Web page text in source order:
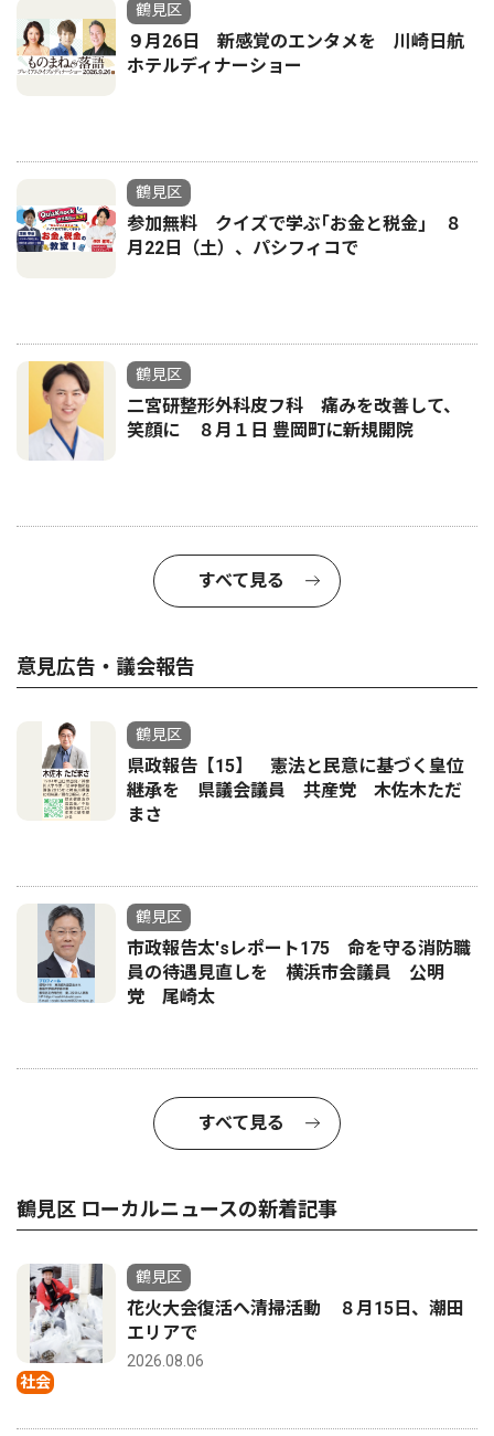
鶴見区
９月26日 新感覚のエンタメを 川崎日航
ホテルディナーショー
鶴見区
参加無料 クイズで学ぶ｢お金と税金｣ ８
月22日（土）、パシフィコで
鶴見区
二宮研整形外科皮フ科 痛みを改善して、
笑顔に ８月１日 豊岡町に新規開院
すべて見る
意見広告・議会報告
鶴見区
県政報告【15】 憲法と民意に基づく皇位
継承を 県議会議員 共産党 木佐木ただ
まさ
鶴見区
市政報告太'sレポート175 命を守る消防職
員の待遇見直しを 横浜市会議員 公明
党 尾崎太
すべて見る
鶴見区 ローカルニュースの新着記事
社会
鶴見区
花火大会復活へ清掃活動 ８月15日、潮田
エリアで
2026.08.06